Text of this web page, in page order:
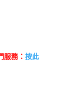
務： 按此